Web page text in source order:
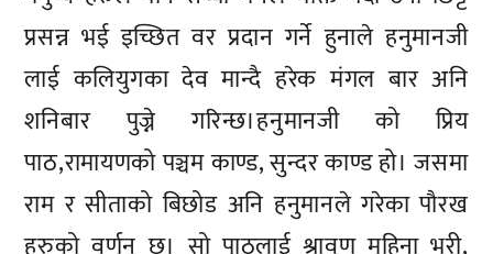
प्रसन्न भई इच्छित वर प्रदान गर्ने हुनाले हनुमानजी
लाई कलियुगका देव मान्दै हरेक मंगल बार अनि
शनिबार पुज्ने गरिन्छ।हनुमानजी को प्रिय
पाठ,रामायणको पञ्चम काण्ड, सुन्दर काण्ड हो। जसमा
राम र सीताको बिछोड अनि हनुमानले गरेका पौरख